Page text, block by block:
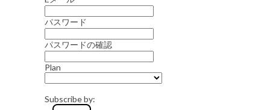
パスワード
パスワードの確認
Plan
Subscribe by: